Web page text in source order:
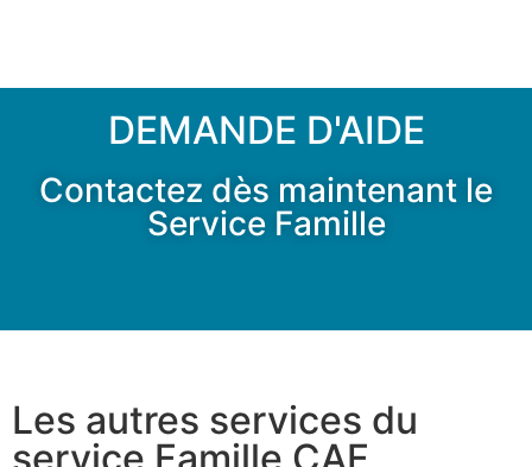
DEMANDE D'AIDE
Contactez dès maintenant le
Service Famille
Les autres services du